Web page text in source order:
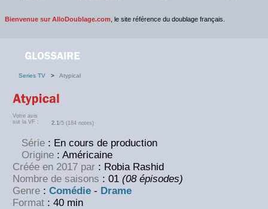
Bienvenue sur AlloDoublage.com , le site référence du doublage français.
Series TV > Atypical
Votre avis
sur la VF :
2.1/5 (184 notes)
Série : En cours de production
Origine : Américaine
Créée en 2017 par : Robia Rashid
Nombre de saisons : 01 (08 épisodes)
Genre : Comédie - Drame
Format : 40 min